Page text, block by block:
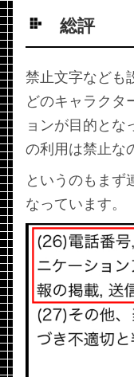
総評
禁止文字なども
どのキャラクタ
ョンが目的とな
の利用は禁止な
というのもまず
なっています。